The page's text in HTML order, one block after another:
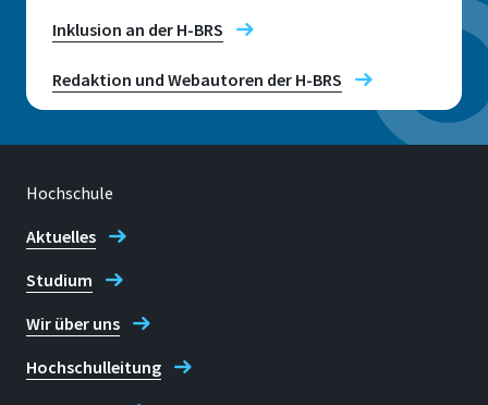
Inklusion an der H-BRS
Redaktion und Webautoren der H-BRS
Hochschule
Aktuelles
Studium
Wir über uns
Hochschulleitung